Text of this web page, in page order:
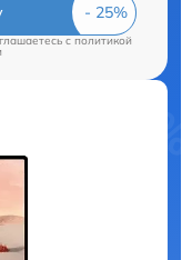
cполитикой